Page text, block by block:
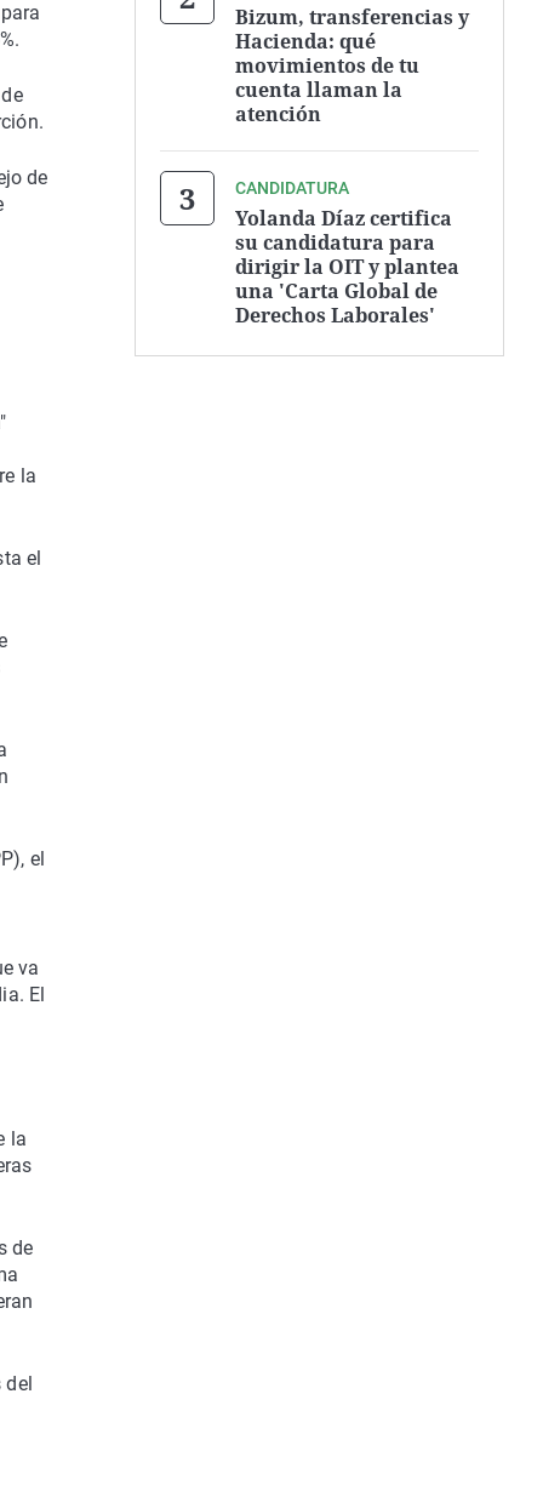
de
la
el
el
va
El
la
de
Bizum, transferencias y
Hacienda: qué
movimientos de tu
cuenta llaman la
atención
CANDIDATURA
Yolanda Díaz certifica
su candidatura para
dirigir la OIT y plantea
una 'Carta Global de
Derechos Laborales'